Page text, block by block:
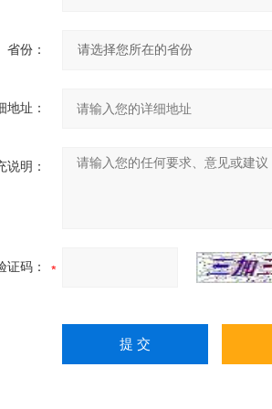
省份：
地址：
说明：
证码：